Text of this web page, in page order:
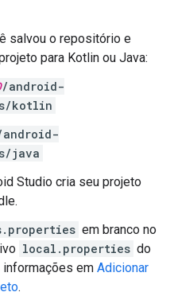
salvou o repositório e
para Kotlin ou Java:
/android-
kotlin
java
Studio cria seu projeto
em branco no
local.properties do
informações em Adicionar
.